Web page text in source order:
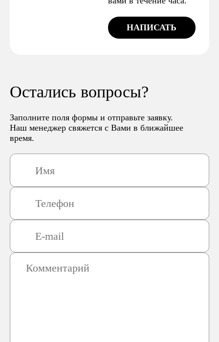
НАПИСАТЬ
Остались вопросы?
Заполните поля формы и отправьте заявку.
Наш менеджер свяжется с Вами в ближайшее
время.